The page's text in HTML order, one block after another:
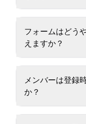
フォームはどう
えますか？
メンバーは登録
か？